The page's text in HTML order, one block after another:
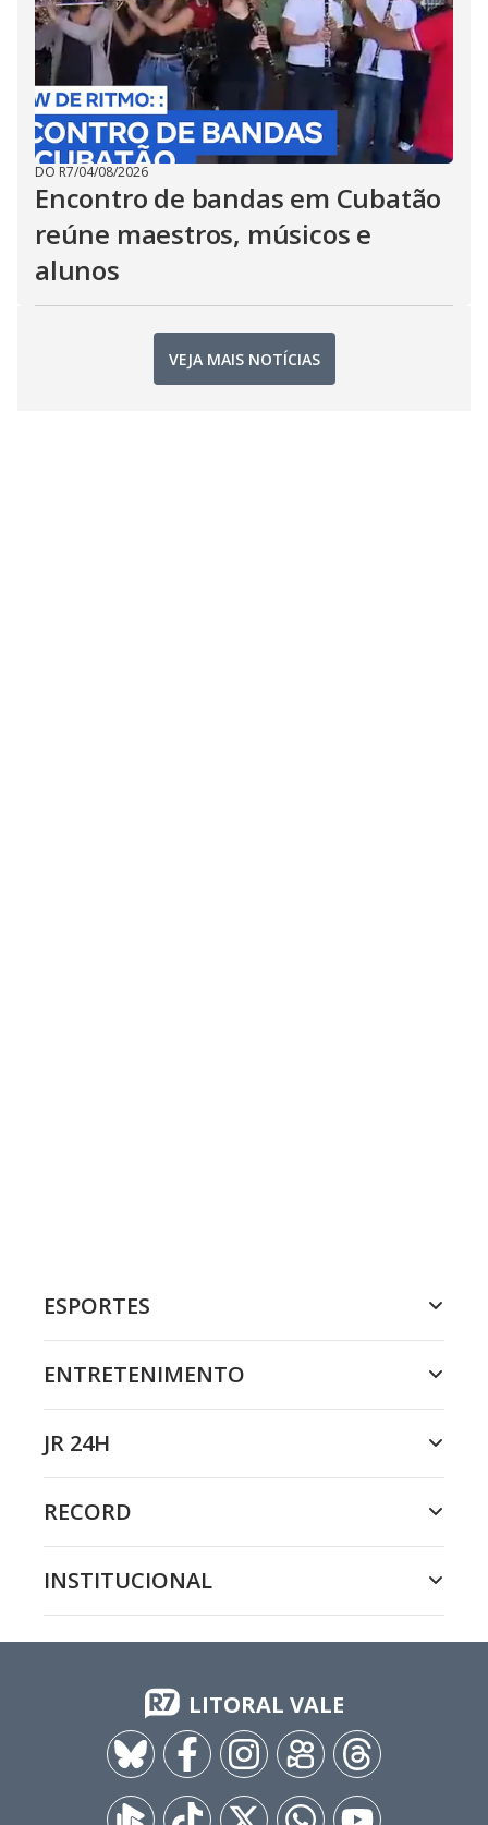
DO R7/04/08/2026
Encontro de bandas em Cubatão
reúne maestros, músicos e
alunos
VEJA MAIS NOTÍCIAS
ESPORTES
ENTRETENIMENTO
JR 24H
RECORD
INSTITUCIONAL
LITORAL VALE